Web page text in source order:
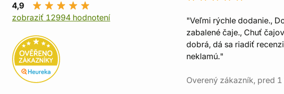
4,9
zobraziť 12994 hodnotení
"Veľmi rýchle dodanie.,
zabalené čaje., Chuť
dobrá, dá sa riadiť
neklamú."
Overený zákazník, pred 1